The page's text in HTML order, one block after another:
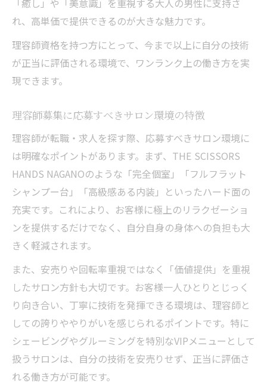
「癒し」や「美意識」を重視する大人の男性に支持さ
れ、高単価で提供できるのが大きな魅力です。
理容師資格を持つ方にとって、今まで以上に自分の技術
が正当に評価される環境で、ワンランク上の働き方を実
現できます。
理容師募集に応募すべきサロン環境の特徴
理容師が転職・求人を探す際、応募すべきサロン環境に
は明確なポイントがあります。まず、THE SCISSORS
HANDS NAGANOのような「完全個室」「フルフラット
シャンプー台」「高級感ある内装」といったハード面の
充実です。これにより、お客様に極上のリラクゼーショ
ンを提供するだけでなく、自分自身の身体への負担も大
きく軽減されます。
また、安売りや回転率重視ではなく「価値提供」を重視
したサロン方針も大切です。お客様一人ひとりとじっく
り向き合い、丁寧に技術を発揮できる環境は、理容師と
しての誇りややりがいを感じられるポイントです。特に
シェービングやグルーミングを特別なVIPメニューとして
扱うサロンは、自分の技術を安売りせず、正当に評価さ
れる働き方が可能です。